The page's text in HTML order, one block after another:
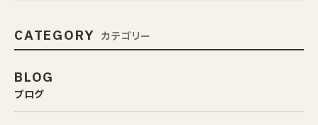
CATEGORY カテゴリー
BLOG
ブログ